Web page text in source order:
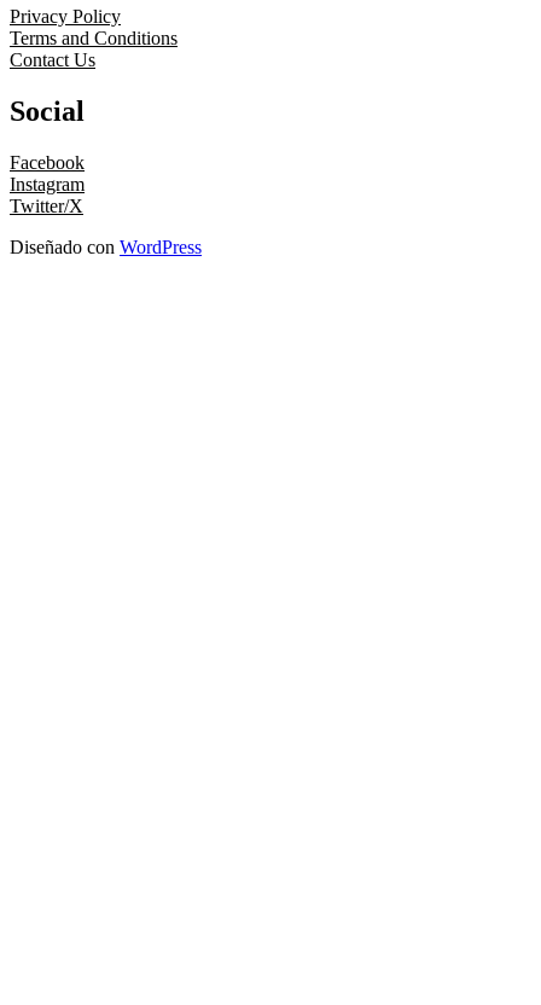
Privacy Policy
Terms and Conditions
Contact Us
Social
Facebook
Instagram
Twitter/X
Diseñado con WordPress